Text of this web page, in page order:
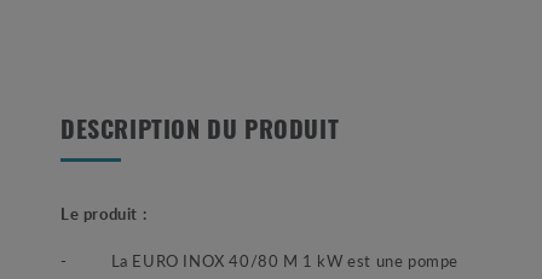
DESCRIPTION DU PRODUIT
Le produit :
- La EURO INOX 40/80 M 1 kW est une pompe